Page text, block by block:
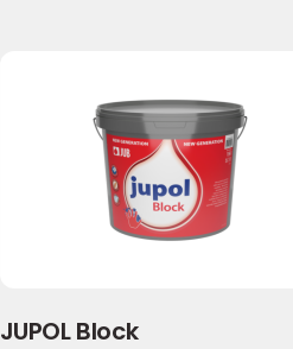
JUPOL Block